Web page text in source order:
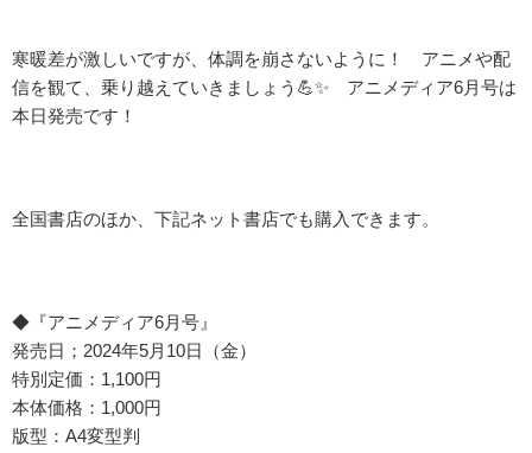
寒暖差が激しいですが、体調を崩さないように！ アニメや配
信を観て、乗り越えていきましょう💪✨ アニメディア6月号は
本日発売です！
全国書店のほか、下記ネット書店でも購入できます。
◆『アニメディア6月号』
発売日；2024年5月10日（金）
特別定価：1,100円
本体価格：1,000円
版型：A4変型判